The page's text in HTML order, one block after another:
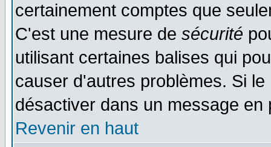
certainement comptes que
C'est une mesure de sécurité
utilisant certaines balises qui
causer d'autres problèmes. Si
désactiver dans un message
Revenir en haut